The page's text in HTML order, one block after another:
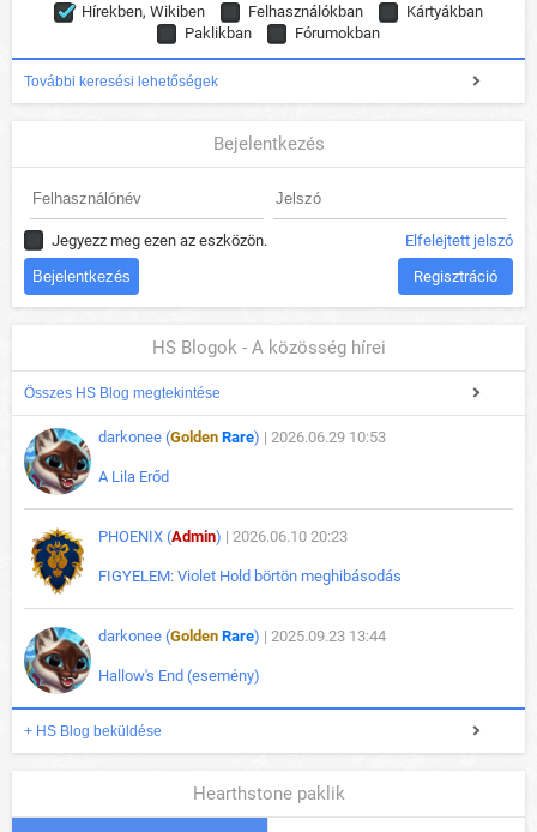
Hírekben, Wikiben Felhasználókban
Kártyákban
Paklikban
Fórumokban
További keresési lehetőségek
Bejelentkezés
Jegyezz meg ezen az eszközön. Elfelejtett jelszó
Regisztráció
HS Blogok - A közösség hírei
Összes HS Blog megtekintése
darkonee (Golden Rare) | 2026.06.29 10:53
A Lila Erőd
PHOENIX (Admin) | 2026.06.10 20:23
FIGYELEM: Violet Hold börtön meghibásodás
darkonee (Golden Rare) | 2025.09.23 13:44
Hallow's End (esemény)
+ HS Blog beküldése
Hearthstone paklik